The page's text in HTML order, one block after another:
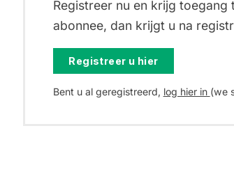
Registreer nu en krijg
abonnee, dan krijgt u na
Registreer u hier
Bent u al geregistreerd, log hier in (we